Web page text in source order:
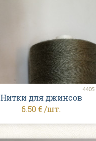
4405
Нитки для джинсов
6.50 € /шт.